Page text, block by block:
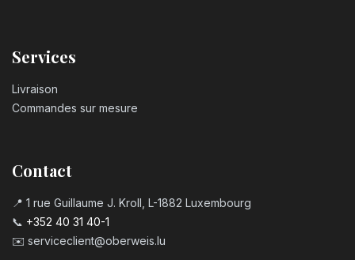
Services
Livraison
Commandes sur mesure
Contact
📍 1 rue Guillaume J. Kroll, L-1882 Luxembourg
📞 +352 40 31 40-1
✉️ serviceclient@oberweis.lu